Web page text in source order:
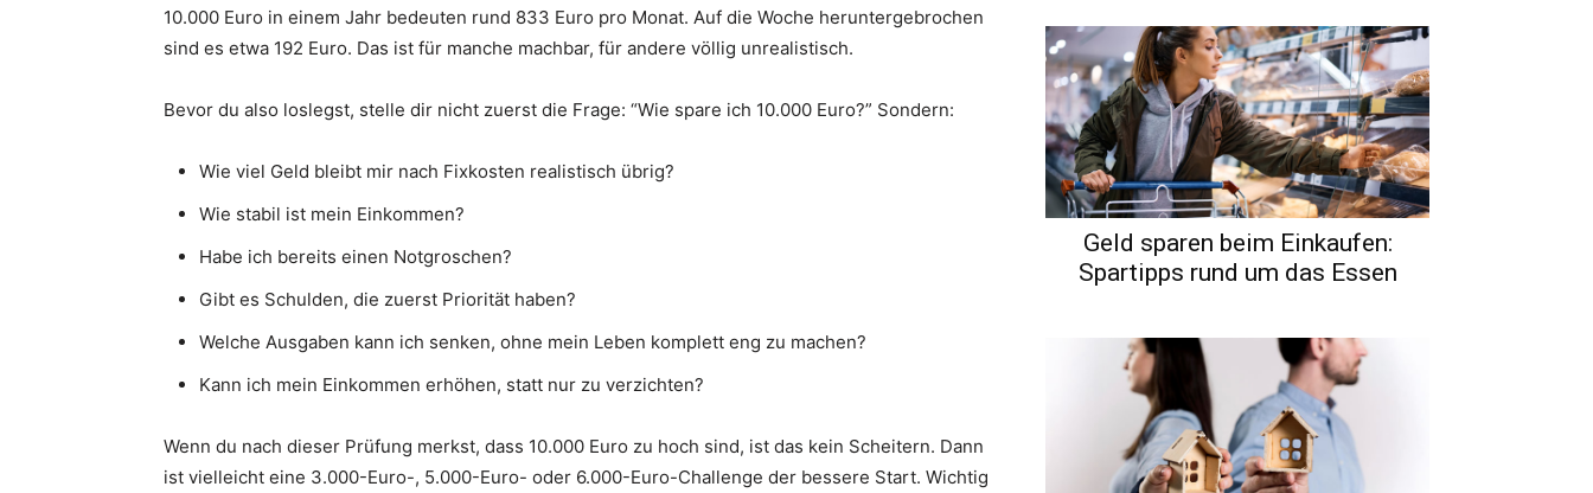
10.000 Euro in einem Jahr bedeuten rund 833 Euro pro Monat. Auf die Woche heruntergebrochen
sind es etwa 192 Euro. Das ist für manche machbar, für andere völlig unrealistisch.
Bevor du also loslegst, stelle dir nicht zuerst die Frage: “Wie spare ich 10.000 Euro?” Sondern:
Wie viel Geld bleibt mir nach Fixkosten realistisch übrig?
Wie stabil ist mein Einkommen?
Habe ich bereits einen Notgroschen?
Gibt es Schulden, die zuerst Priorität haben?
Welche Ausgaben kann ich senken, ohne mein Leben komplett eng zu machen?
Kann ich mein Einkommen erhöhen, statt nur zu verzichten?
Wenn du nach dieser Prüfung merkst, dass 10.000 Euro zu hoch sind, ist das kein Scheitern. Dann
ist vielleicht eine 3.000-Euro-, 5.000-Euro- oder 6.000-Euro-Challenge der bessere Start. Wichtig
Geld sparen beim Einkaufen:
Spartipps rund um das Essen